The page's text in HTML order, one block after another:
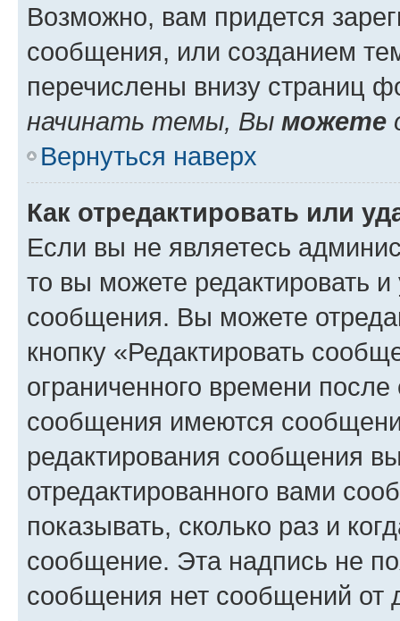
Возможно, вам придется
сообщения, или созданием
перечислены внизу страниц
начинать темы, Вы можете
Вернуться наверх
Как отредактировать или
Если вы не являетесь
то вы можете редактировать
сообщения. Вы можете
кнопку «Редактировать
ограниченного времени
сообщения имеются
редактирования сообщения
отредактированного вами
показывать, сколько раз и
сообщение. Эта надпись не
сообщения нет сообщений от